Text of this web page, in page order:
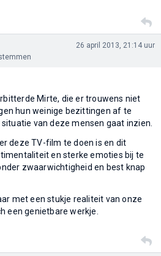
26 april 2013, 21:14 uur
Mirte, die er trouwens niet
hun weinige bezittingen af te
van deze mensen gaat inzien.
deze TV-film te doen is en dit
en sterke emoties bij te
zwaarwichtigheid en best knap
met een stukje realiteit van onze
een genietbare werkje.